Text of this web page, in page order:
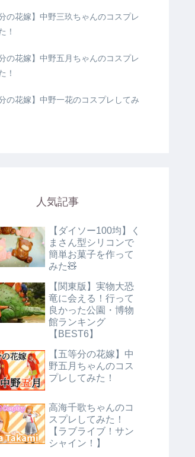
分の花嫁】中野三玖ちゃんのコスプレ
！
分の花嫁】中野五月ちゃんのコスプレ
！
分の花嫁】中野一花のコスプレしてみ
人気記事
【ダイソー100均】く
まさん型シリコンで
簡単お菓子を作って
みた🧸
【関東版】実物大恐
竜に会える！行って
良かった公園・博物
館ランキング
【BEST6】
【五等分の花嫁】中
野五月ちゃんのコス
プレしてみた！
高海千歌ちゃんのコ
スプレしてみた！
【ラブライブ！サン
シャイン！】